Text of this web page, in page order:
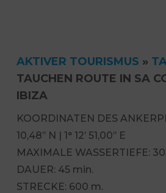
AKTIVER TOURISMUS »
TAUCHEN ROUTE IN SA
IBIZA
KOORDINATEN DES
10,48’’ N | 1° 12’ 51,00’’ E
MAXIMALE WASSERTIEFE:
DAUER: 45 min.
STRECKE: 600 m.